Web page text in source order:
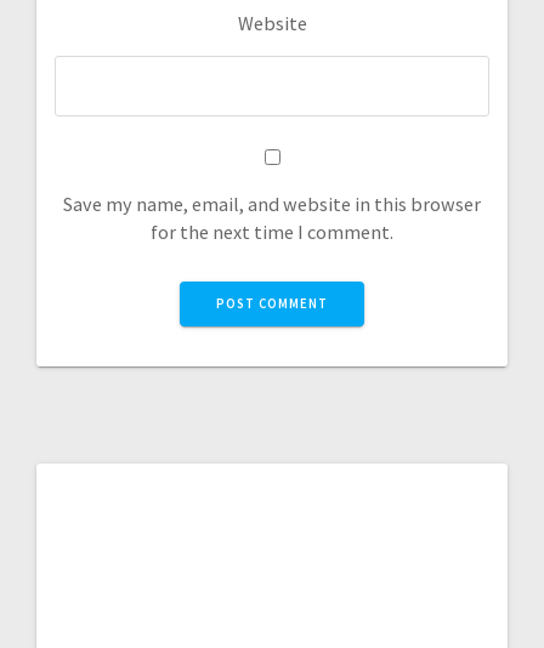
Website
Save my name, email, and website in this browser
for the next time I comment.